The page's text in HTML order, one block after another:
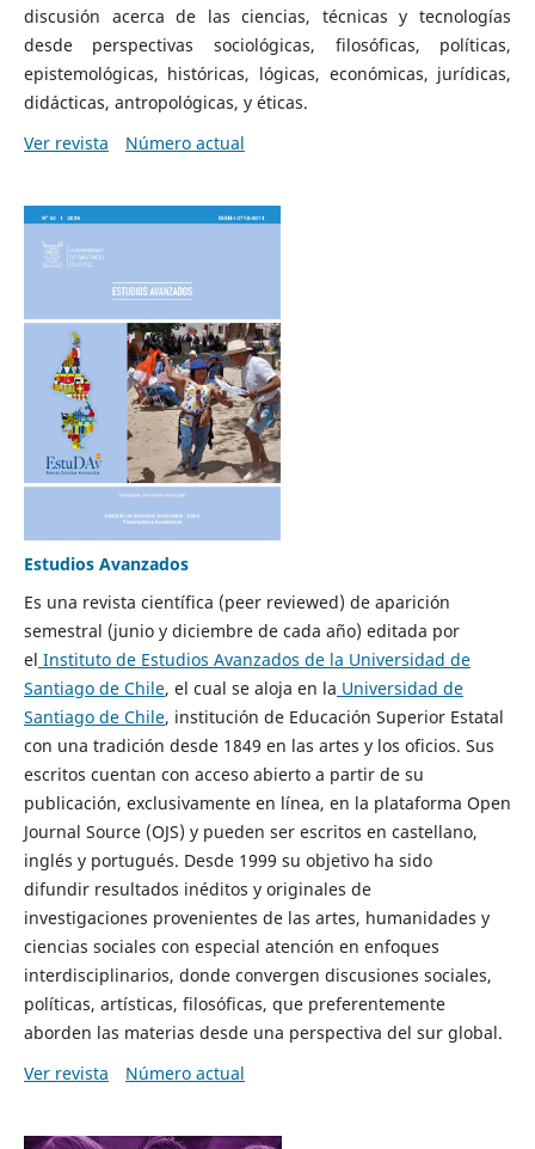
discusión acerca de las ciencias, técnicas y tecnologías
desde perspectivas sociológicas, filosóficas, políticas,
epistemológicas, históricas, lógicas, económicas, jurídicas,
didácticas, antropológicas, y éticas.
Ver revista
Número actual
Estudios Avanzados
Es una revista científica (peer reviewed) de aparición
semestral (junio y diciembre de cada año) editada por
el Instituto de Estudios Avanzados de la Universidad de
Santiago de Chile, el cual se aloja en la Universidad de
Santiago de Chile, institución de Educación Superior Estatal
con una tradición desde 1849 en las artes y los oficios. Sus
escritos cuentan con acceso abierto a partir de su
publicación, exclusivamente en línea, en la plataforma Open
Journal Source (OJS) y pueden ser escritos en castellano,
inglés y portugués. Desde 1999 su objetivo ha sido
difundir resultados inéditos y originales de
investigaciones provenientes de las artes, humanidades y
ciencias sociales con especial atención en enfoques
interdisciplinarios, donde convergen discusiones sociales,
políticas, artísticas, filosóficas, que preferentemente
aborden las materias desde una perspectiva del sur global.
Ver revista
Número actual